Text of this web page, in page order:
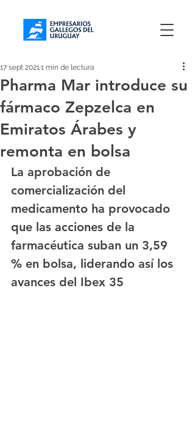
Pharma Mar introduce su
fármaco Zepzelca en
Emiratos Árabes y
remonta en bolsa
17 sept 20211 min de lectura
La aprobación de
comercialización del
medicamento ha provocado
que las acciones de la
farmacéutica suban un 3,59
% en bolsa, liderando así los
avances del Ibex 35